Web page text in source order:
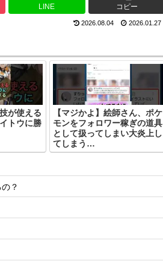
LINE コピー
2026.08.04 2026.01.27
が使える
トウに勝
【マジかよ】絵師さん、ポケ
モンをフォロワー稼ぎの道具
として扱ってしまい大炎上し
てしまう…
？